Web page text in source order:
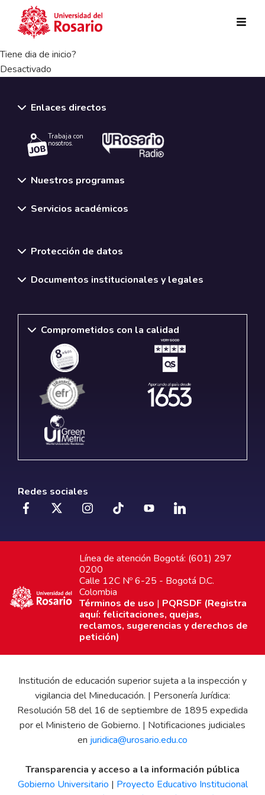
Pasar al contenido principal
Tiene dia de inicio?
Desactivado
Enlaces directos
Trabaja con
nosotros.
Nuestros programas
Servicios académicos
Protección de datos
Documentos institucionales y legales
Comprometidos con la calidad
Redes sociales
Línea de atención Bogotá: (601) 297
0200
Calle 12C Nº 6-25 - Bogotá D.C.
Colombia
Términos de uso | PQRSDF (Registra
aquí: felicitaciones, quejas,
reclamos, sugerencias y derechos de
petición)
Institución de educación superior sujeta a la inspección y
vigilancia del Mineducación. | Personería Jurídica:
Resolución 58 del 16 de septiembre de 1895 expedida
por el Ministerio de Gobierno. | Notificaciones judiciales
en juridica@urosario.edu.co
Transparencia y acceso a la información pública
Gobierno Universitario | Proyecto Educativo Institucional